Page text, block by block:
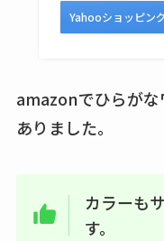
Yahooショッピン
amazonでひらが
ありました。
カラーも
す。